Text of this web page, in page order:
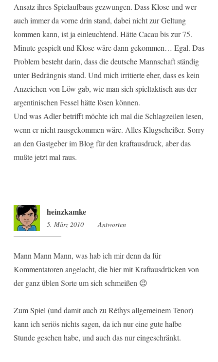
Ansatz ihres Spielaufbaus gezwungen. Dass Klose und wer
auch immer da vorne drin stand, dabei nicht zur Geltung
kommen kann, ist ja einleuchtend. Hätte Cacau bis zur 75.
Minute gespielt und Klose wäre dann gekommen… Egal. Das
Problem besteht darin, dass die deutsche Mannschaft ständig
unter Bedrängnis stand. Und mich irritierte eher, dass es kein
Anzeichen von Löw gab, wie man sich spieltaktisch aus der
argentinischen Fessel hätte lösen können.
Und was Adler betrifft möchte ich mal die Schlagzeilen lesen,
wenn er nicht rausgekommen wäre. Alles Klugscheißer. Sorry
an den Gastgeber im Blog für den kraftausdruck, aber das
mußte jetzt mal raus.
heinzkamke
5. März 2010 8:36
Antworten
Mann Mann Mann, was hab ich mir denn da für
Kommentatoren angelacht, die hier mit Kraftausdrücken von
der ganz üblen Sorte um sich schmeißen 😉
Zum Spiel (und damit auch zu Réthys allgemeinem Tenor)
kann ich seriös nichts sagen, da ich nur eine gute halbe
Stunde gesehen habe, und auch das nur eingeschränkt.